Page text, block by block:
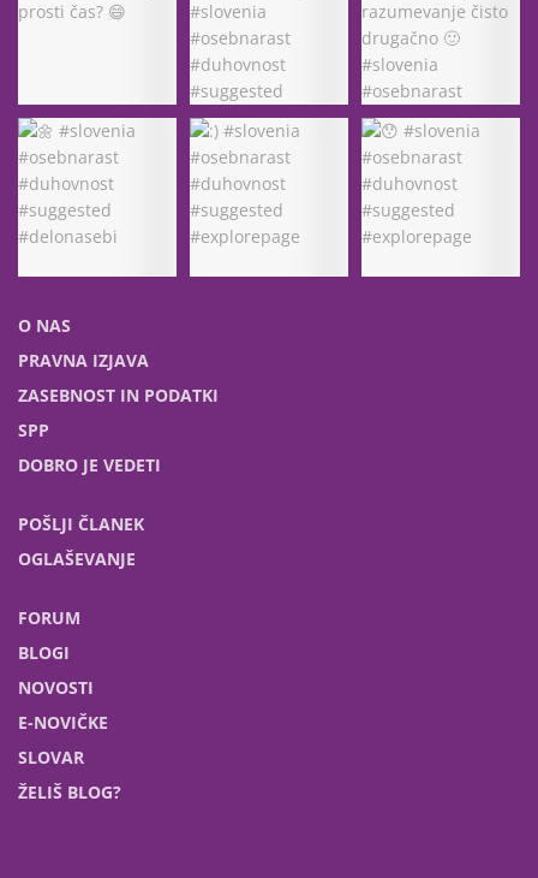
O NAS
PRAVNA IZJAVA
ZASEBNOST IN PODATKI
SPP
DOBRO JE VEDETI
POŠLJI ČLANEK
OGLAŠEVANJE
FORUM
BLOGI
NOVOSTI
E-NOVIČKE
SLOVAR
ŽELIŠ BLOG?